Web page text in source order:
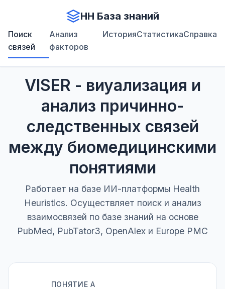
HH База знаний
Поиск
связей
Анализ
факторов
ИсторияСтатистикаСправка
VISER - виуализация и
анализ причинно-
следственных связей
между биомедицинскими
понятиями
Работает на базе ИИ-платформы Health
Heuristics. Осуществляет поиск и анализ
взаимосвязей по базе знаний на основе
PubMed, PubTator3, OpenAlex и Europe PMC
ПОНЯТИЕ A